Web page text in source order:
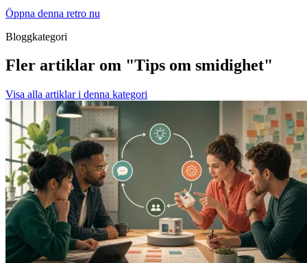
Öppna denna retro nu
Bloggkategori
Fler artiklar om "Tips om smidighet"
Visa alla artiklar i denna kategori